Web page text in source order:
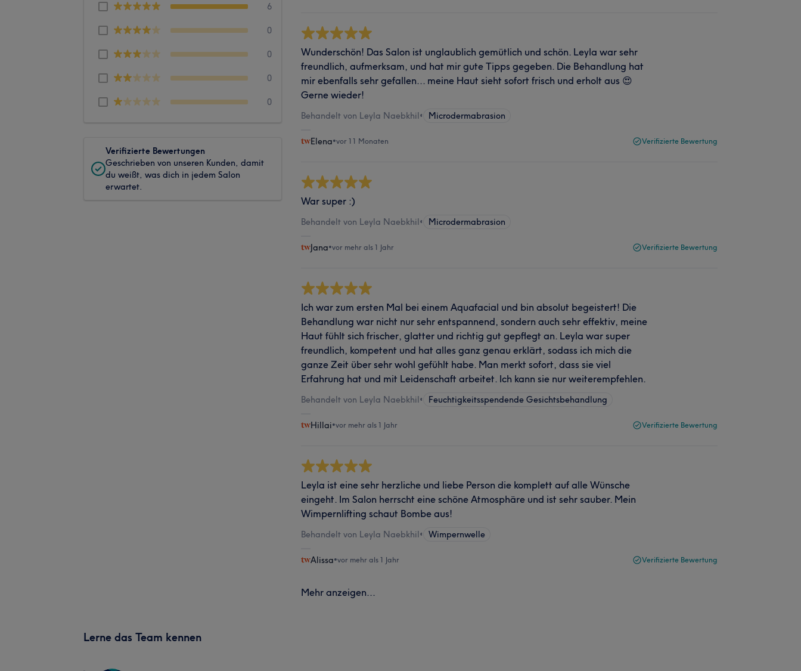
6
0
0
0
0
Verifizierte Bewertungen
Geschrieben von unseren Kunden, damit
du weißt, was dich in jedem Salon
erwartet.
Wunderschön! Das Salon ist unglaublich gemütlich und schön. Leyla war sehr
freundlich, aufmerksam, und hat mir gute Tipps gegeben. Die Behandlung hat
mir ebenfalls sehr gefallen... meine Haut sieht sofort frisch und erholt aus 😍
Gerne wieder!
Behandelt von Leyla Naebkhil• Microdermabrasion
Elena•vor 11 Monaten Verifizierte Bewertung
War super :)
Behandelt von Leyla Naebkhil• Microdermabrasion
Jana•vor mehr als 1 Jahr Verifizierte Bewertung
Ich war zum ersten Mal bei einem Aquafacial und bin absolut begeistert! Die
Behandlung war nicht nur sehr entspannend, sondern auch sehr effektiv, meine
Haut fühlt sich frischer, glatter und richtig gut gepflegt an. Leyla war super
freundlich, kompetent und hat alles ganz genau erklärt, sodass ich mich die
ganze Zeit über sehr wohl gefühlt habe. Man merkt sofort, dass sie viel
Erfahrung hat und mit Leidenschaft arbeitet. Ich kann sie nur weiterempfehlen.
Behandelt von Leyla Naebkhil• Feuchtigkeitsspendende Gesichtsbehandlung
Hillai•vor mehr als 1 Jahr Verifizierte Bewertung
Leyla ist eine sehr herzliche und liebe Person die komplett auf alle Wünsche
eingeht. Im Salon herrscht eine schöne Atmosphäre und ist sehr sauber. Mein
Wimpernlifting schaut Bombe aus!
Behandelt von Leyla Naebkhil• Wimpernwelle
Alissa•vor mehr als 1 Jahr Verifizierte Bewertung
Mehr anzeigen...
Lerne das Team kennen